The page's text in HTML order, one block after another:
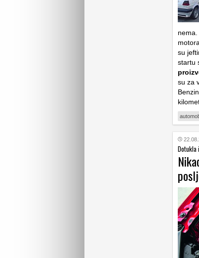
su
startu
su za
Dotukla